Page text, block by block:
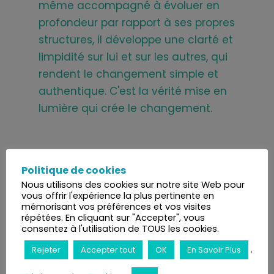
même accompagné à évoluer en
profondeur par rapport à ses propres
structures, il développe une clarté et
limpidité sur lui et sur les autres, qui
rendent le changement simple et
authentique. C'est la vérité mise en
lumière qui crée le changement.
Le thérapeute intuitif apprend, au cours
de sa formation, à ouvrir le plein potentiel
Politique de cookies
Nous utilisons des cookies sur notre site Web pour
vous offrir l'expérience la plus pertinente en
mémorisant vos préférences et vos visites
répétées. En cliquant sur "Accepter", vous
consentez à l'utilisation de TOUS les cookies.
Rejeter Accepter tout OK En Savoir Plus .